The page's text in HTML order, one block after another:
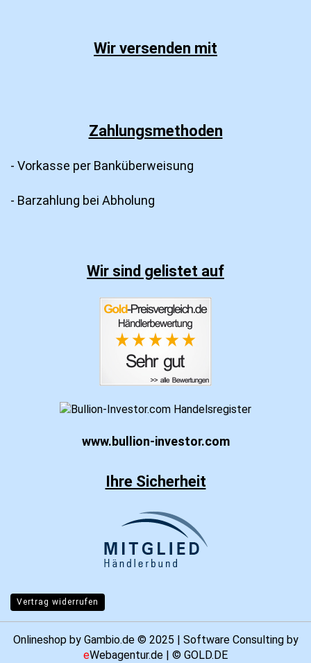
Wir versenden mit
Zahlungsmethoden
- Vorkasse per Banküberweisung
- Barzahlung bei Abholung
Wir sind gelistet auf
www.bullion-investor.com
Ihre Sicherheit
Vertrag widerrufen
Onlineshopby Gambio.de © 2025 | Software Consulting by
eWebagentur.de | © GOLD.DE